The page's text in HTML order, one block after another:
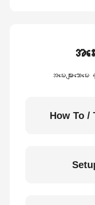
အမ
အမေးများသေ
How To /